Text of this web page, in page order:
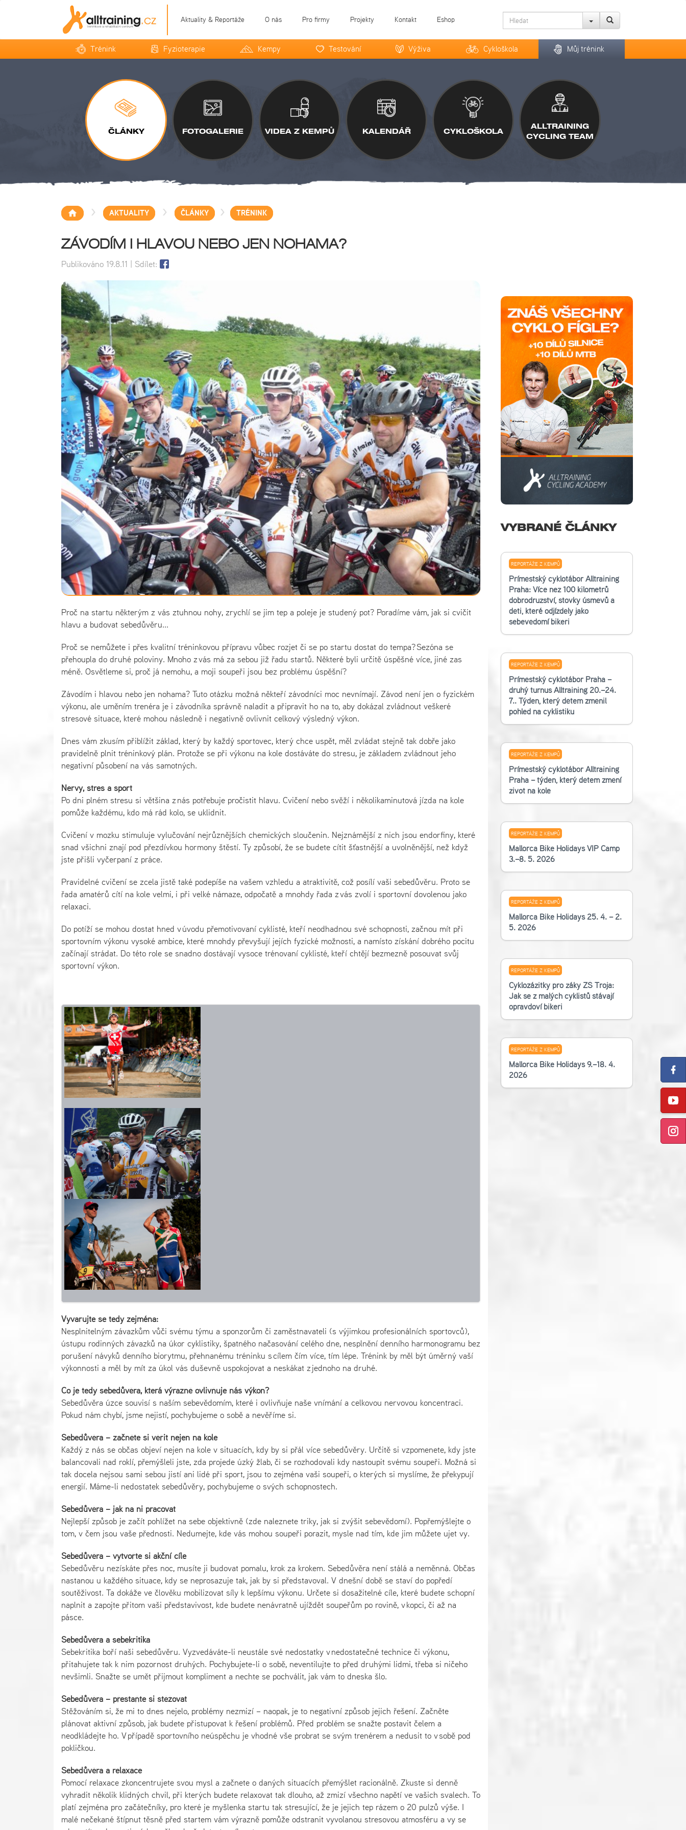
Aktuality & Reportáže O nás Pro firmy Projekty Kontakt Eshop
Trénink Fyzioterapie Kempy Testování Výživa Cykloškola Můj trénink
ČLÁNKY FOTOGALERIE VIDEA Z KEMPŮ KALENDÁŘ CYKLOŠKOLA
ALLTRAINING
CYCLING TEAM
> AKTUALITY > ČLÁNKY > TRÉNINK
ZÁVODÍM I HLAVOU NEBO JEN NOHAMA?
Publikováno 19.8.11 | Sdílet:
Proč na startu některým z vás ztuhnou nohy, zrychlí se jim tep a poleje je studený pot? Poradíme vám, jak si cvičit
hlavu a budovat sebedůvěru...
Proč se nemůžete i přes kvalitní tréninkovou přípravu vůbec rozjet či se po startu dostat do tempa? Sezóna se
přehoupla do druhé poloviny. Mnoho z vás má za sebou již řadu startů. Některé byli určitě úspěšné více, jiné zas
méně. Osvětleme si, proč já nemohu, a moji soupeři jsou bez problému úspěšní?
Závodím i hlavou nebo jen nohama? Tuto otázku možná někteří závodníci moc nevnímají. Závod není jen o fyzickém
výkonu, ale uměním trenéra je i závodníka správně naladit a připravit ho na to, aby dokázal zvládnout veškeré
stresové situace, které mohou následně i negativně ovlivnit celkový výsledný výkon.
Dnes vám zkusím přiblížit základ, který by každý sportovec, který chce uspět, měl zvládat stejně tak dobře jako
pravidelně plnit tréninkový plán. Protože se při výkonu na kole dostáváte do stresu, je základem zvládnout jeho
negativní působení na vás samotných.
Nervy, stres a sport
Po dni plném stresu si většina z nás potřebuje pročistit hlavu. Cvičení nebo svěží i několikaminutová jízda na kole
pomůže každému, kdo má rád kolo, se uklidnit.
Cvičení v mozku stimuluje vylučování nejrůznějších chemických sloučenin. Nejznámější z nich jsou endorfiny, které
snad všichni znají pod přezdívkou hormony štěstí. Ty způsobí, že se budete cítit šťastnější a uvolněnější, než když
jste přišli vyčerpaní z práce.
Pravidelné cvičení se zcela jistě také podepíše na vašem vzhledu a atraktivitě, což posílí vaši sebedůvěru. Proto se
řada amatérů cítí na kole velmi, i při velké námaze, odpočatě a mnohdy řada z vás zvolí i sportovní dovolenou jako
relaxaci.
Do potíží se mohou dostat hned v úvodu přemotivovaní cyklisté, kteří neodhadnou své schopnosti, začnou mít při
sportovním výkonu vysoké ambice, které mnohdy převyšují jejích fyzické možnosti, a namísto získání dobrého pocitu
začínají strádat. Do této role se snadno dostávají vysoce trénovaní cyklisté, kteří chtějí bezmezně posouvat svůj
sportovní výkon.
Vyvarujte se tedy zejména:
Nesplnitelným závazkům vůči svému týmu a sponzorům či zaměstnavateli (s výjimkou profesionálních sportovců),
ústupu rodinných závazků na úkor cyklistiky, špatného načasování celého dne, nesplnění denního harmonogramu bez
porušení návyků denního biorytmu, přehnanému tréninku s cílem čím více, tím lépe. Trénink by měl být úměrný vaší
výkonnosti a měl by mít za úkol vás duševně uspokojovat a neskákat z jednoho na druhé.
Co je tedy sebedůvěra, která výrazně ovlivňuje náš výkon?
Sebedůvěra úzce souvisí s naším sebevědomím, které i ovlivňuje naše vnímání a celkovou nervovou koncentraci.
Pokud nám chybí, jsme nejistí, pochybujeme o sobě a nevěříme si.
Sebedůvěra – začněte si věřit nejen na kole
Každý z nás se občas objeví nejen na kole v situacích, kdy by si přál více sebedůvěry. Určitě si vzpomenete, kdy jste
balancovali nad roklí, přemýšleli jste, zda projede úzký žlab, či se rozhodovali kdy nastoupit svému soupeři. Možná si
tak docela nejsou sami sebou jistí ani lidé při sport, jsou to zejména vaši soupeři, o kterých si myslíme, že překypují
energií. Máme-li nedostatek sebedůvěry, pochybujeme o svých schopnostech.
Sebedůvěra – jak na ni pracovat
Nejlepší způsob je začít pohlížet na sebe objektivně (zde naleznete triky, jak si zvýšit sebevědomí). Popřemýšlejte o
tom, v čem jsou vaše přednosti. Nedumejte, kde vás mohou soupeři porazit, mysle nad tím, kde jim můžete ujet vy.
Sebedůvěra – vytvořte si akční cíle
Sebedůvěru nezískáte přes noc, musíte ji budovat pomalu, krok za krokem. Sebedůvěra není stálá a neměnná. Občas
nastanou u každého situace, kdy se neprosazuje tak, jak by si představoval. V dnešní době se staví do popředí
soutěživost. Ta dokáže ve člověku mobilizovat síly k lepšímu výkonu. Určete si dosažitelné cíle, které budete schopní
naplnit a zapojte přitom vaši představivost, kde budete nenávratně ujíždět soupeřům po rovině, v kopci, či až na
pásce.
Sebedůvěra a sebekritika
Sebekritika boří naši sebedůvěru. Vyzvedáváte-li neustále své nedostatky v nedostatečné technice či výkonu,
přitahujete tak k nim pozornost druhých. Pochybujete-li o sobě, neventilujte to před druhými lidmi, třeba si ničeho
nevšimli. Snažte se umět přijmout kompliment a nechte se pochválit, jak vám to dneska šlo.
Sebedůvěra – přestaňte si stěžovat
Stěžováním si, že mi to dnes nejelo, problémy nezmizí – naopak, je to negativní způsob jejich řešení. Začněte
plánovat aktivní způsob, jak budete přistupovat k řešení problémů. Před problém se snažte postavit čelem a
neodkládejte ho. V případě sportovního neúspěchu je vhodné vše probrat se svým trenérem a nedusit to v sobě pod
pokličkou.
Sebedůvěra a relaxace
Pomocí relaxace zkoncentrujete svou mysl a začnete o daných situacích přemýšlet racionálně. Zkuste si denně
vyhradit několik klidných chvil, při kterých budete relaxovat tak dlouho, až zmizí všechno napětí ve vašich svalech. To
platí zejména pro začátečníky, pro které je myšlenka startu tak stresující, že je jejich tep rázem o 20 pulzů výše. I
malé nečekané štípnut těsně před startem vám výrazně pomůže odstranit vyvolanou stresovou atmosféru a vy se
VYBRANÉ ČLÁNKY
REPORTÁŽE Z KEMPŮ
Příměstský cyklotábor Alltraining
Praha: Více než 100 kilometrů
dobrodružství, stovky úsměvů a
děti, které odjížděly jako
sebevědomí bikeři
REPORTÁŽE Z KEMPŮ
Příměstský cyklotábor Praha –
druhý turnus Alltraining 20.–24.
7.. Týden, který dětem změnil
pohled na cyklistiku
REPORTÁŽE Z KEMPŮ
Příměstský cyklotábor Alltraining
Praha – týden, který dětem změní
život na kole
REPORTÁŽE Z KEMPŮ
Mallorca Bike Holidays VIP Camp
3.–8. 5. 2026
REPORTÁŽE Z KEMPŮ
Mallorca Bike Holidays 25. 4. – 2.
5. 2026
REPORTÁŽE Z KEMPŮ
Cyklozážitky pro žáky ZŠ Troja:
Jak se z malých cyklistů stávají
opravdoví bikeři
REPORTÁŽE Z KEMPŮ
Mallorca Bike Holidays 9.–18. 4.
2026